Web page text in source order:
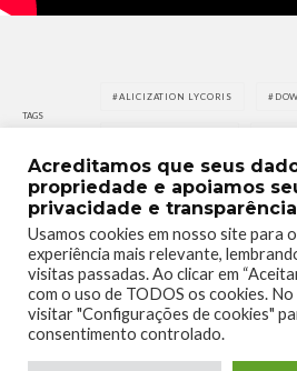
TAGS
ALICIZATION LYCORIS
0
Acreditamos que seus
propriedade e apoiamos
privacidade e
Usamos cookies em nosso site para
experiência mais relevante,
visitas passadas. Ao clicar em
com o uso de TODOS os cookies.
visitar "Configurações de cookies"
consentimento controlado.